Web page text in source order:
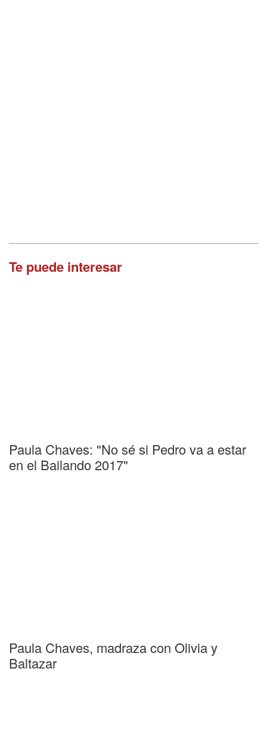
Te puede interesar
Paula Chaves: "No sé si Pedro va a estar
en el Bailando 2017"
Paula Chaves, madraza con Olivia y
Baltazar